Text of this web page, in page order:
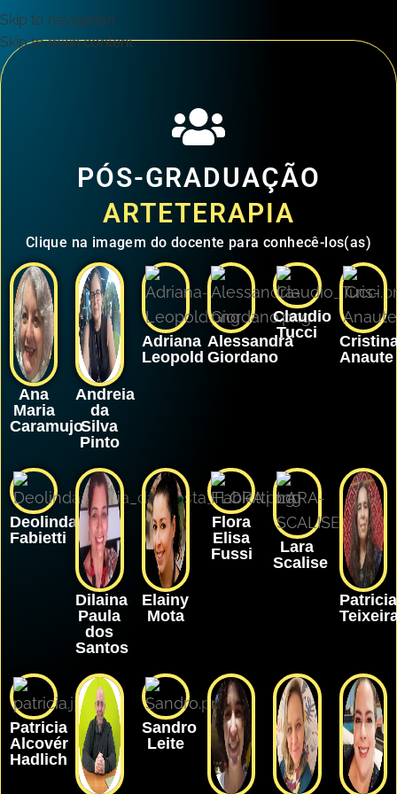
Skip to navigation
Skip to main content
PÓS-GRADUAÇÃO
ARTETERAPIA
Clique na imagem do docente para conhecê-los(as)
Ana
Maria
Caramujo
Andreia
da
Silva
Pinto
Adriana
Leopold
Alessandra
Giordano
Claudio
Tucci
Anaute
Deolinda
Fabietti
Dilaina
Paula
dos
Santos
Elainy
Mota
Flora
Elisa
Fussi
Lara
Scalise
Patricia
Patricia
Alcovér
Hadlich
Sandro
Leite